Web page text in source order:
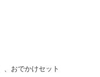
、おでかけセット